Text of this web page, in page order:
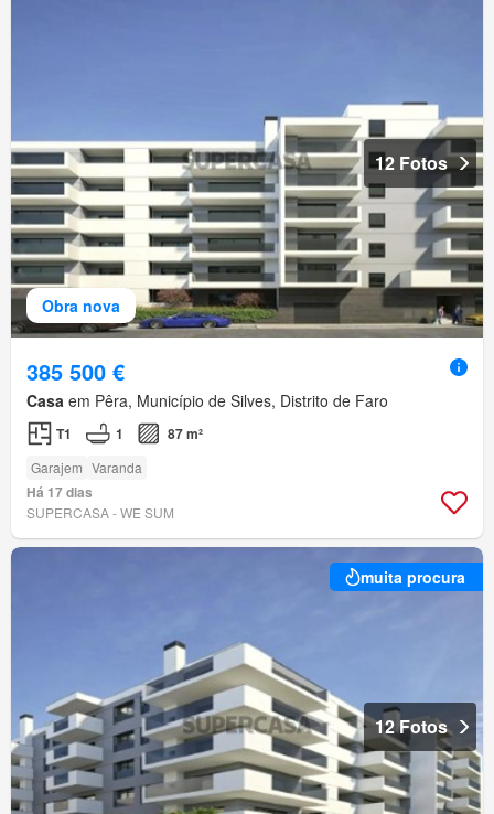
Obra nova
12 Fotos
385 500 €
Casa em Pêra, Município de Silves, Distrito de Faro
T1 1 87 m²
Garajem Varanda
Há 17 dias
SUPERCASA - WE SUM
muita procura
12 Fotos